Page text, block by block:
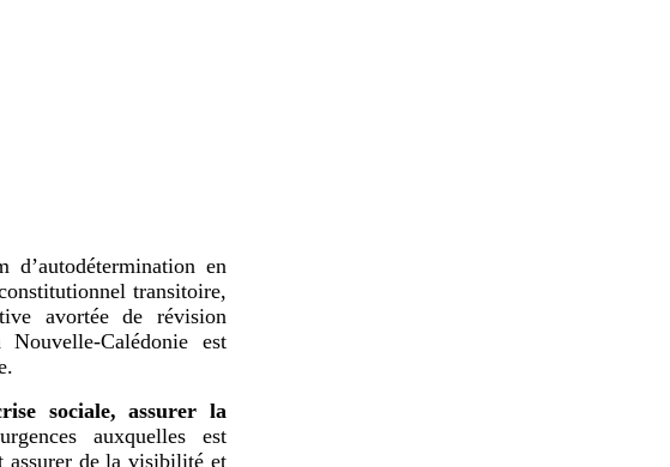
en
transitoire,
avortée de révision
Calédonie est
sociale, assurer la
auxquelles est
de la visibilité et